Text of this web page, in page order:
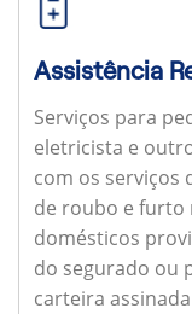
Assistência
Serviços para
eletricista e
com os serviços
de roubo e furto
domésticos
do segurado ou
carteira